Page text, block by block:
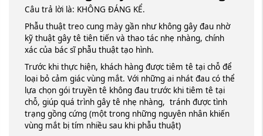
Câu trả lời là: KHÔNG ĐÁNG KỂ.
Phẫu thuật treo cung mày gần như không gây đau nhờ
kỹ thuật gây tê tiên tiến và thao tác nhẹ nhàng, chính
xác của bác sĩ phẫu thuật tạo hình.
Trước khi thực hiện, khách hàng được tiêm tê tại chỗ để
loại bỏ cảm giác vùng mắt. Với những ai nhát đau có thể
lựa chọn gói truyền tê không đau trước khi tiêm tê tại
chỗ, giúp quá trình gây tê nhẹ nhàng, tránh được tình
trạng gồng cứng (một trong những nguyên nhân khiến
vùng mắt bị tím nhiều sau khi phẫu thuật)